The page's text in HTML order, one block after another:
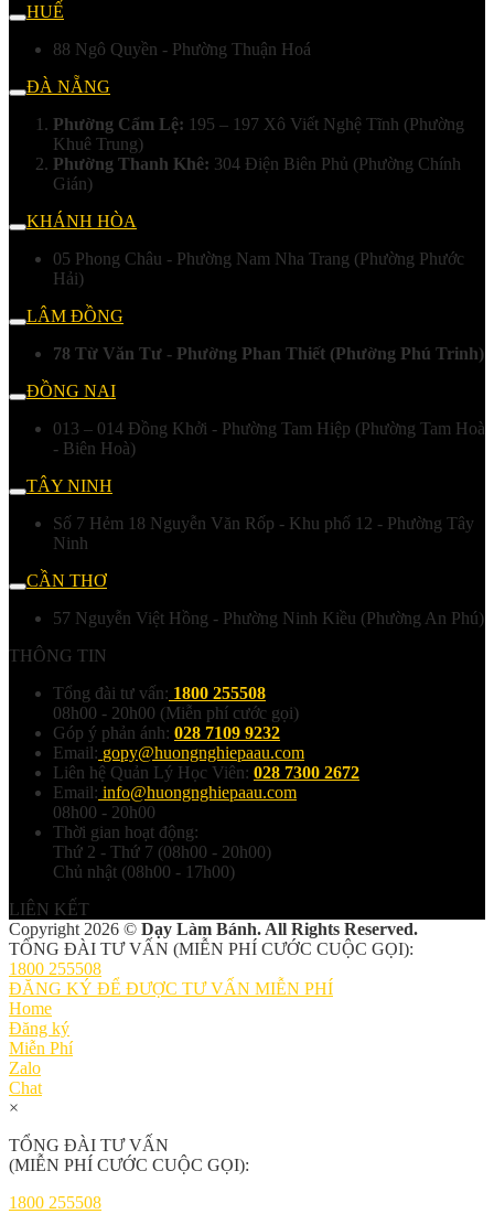
HUẾ
88 Ngô Quyền - Phường Thuận Hoá
ĐÀ NẴNG
Phường Cẩm Lệ: 195 – 197 Xô Viết Nghệ Tĩnh (Phường
Khuê Trung)
Phường Thanh Khê: 304 Điện Biên Phủ (Phường Chính
Gián)
KHÁNH HÒA
05 Phong Châu - Phường Nam Nha Trang (Phường Phước
Hải)
LÂM ĐỒNG
78 Từ Văn Tư - Phường Phan Thiết (Phường Phú Trinh)
ĐỒNG NAI
013 – 014 Đồng Khởi - Phường Tam Hiệp (Phường Tam Hoà
- Biên Hoà)
TÂY NINH
Số 7 Hẻm 18 Nguyễn Văn Rốp - Khu phố 12 - Phường Tây
Ninh
CẦN THƠ
57 Nguyễn Việt Hồng - Phường Ninh Kiều (Phường An Phú)
THÔNG TIN
Tổng đài tư vấn: 1800 255508
08h00 - 20h00 (Miễn phí cước gọi)
Góp ý phản ánh: 028 7109 9232
Email: gopy@huongnghiepaau.com
Liên hệ Quản Lý Học Viên: 028 7300 2672
Email: info@huongnghiepaau.com
08h00 - 20h00
Thời gian hoạt động:
Thứ 2 - Thứ 7 (08h00 - 20h00)
Chủ nhật (08h00 - 17h00)
LIÊN KẾT
Copyright 2026 © Dạy Làm Bánh. All Rights Reserved.
TỔNG ĐÀI TƯ VẤN (MIỄN PHÍ CƯỚC CUỘC GỌI):
1800 255508
ĐĂNG KÝ ĐỂ ĐƯỢC TƯ VẤN MIỄN PHÍ
Home
Đăng ký
Miễn Phí
Zalo
Chat
×
TỔNG ĐÀI TƯ VẤN
(MIỄN PHÍ CƯỚC CUỘC GỌI):
1800 255508